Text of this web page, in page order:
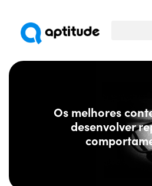
Os melhores
desenvolver